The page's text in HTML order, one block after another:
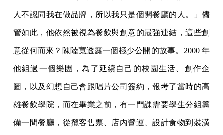
人不認同我在做品牌，所以我只是個開餐廳的人。」儘
管如此，他依然被視為餐飲與創意的最強連結，這些創
意從何而來？陳陸寬透露一個極少公開的故事。2000 年
他組過一個樂團，為了延續自己的校園生活、創作企
圖，以及幻想自己會跟唱片公司簽約，報考了當時的高
雄餐飲學院，而在畢業之前，有一門課需要學生分組籌
備一間餐廳，從攬客售票、店內營運、設計食物到裝潢